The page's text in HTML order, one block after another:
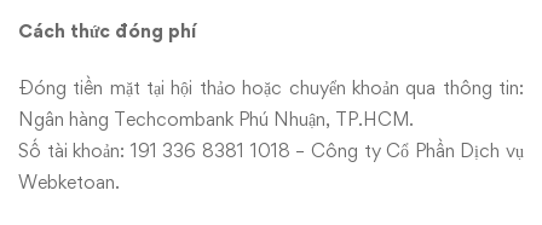
Cách thức đóng phí
Đóng tiền mặt tại hội thảo hoặc chuyển khoản qua thông tin:
Ngân hàng Techcombank Phú Nhuận, TP.HCM.
Số tài khoản: 191 336 8381 1018 – Công ty Cổ Phần Dịch vụ
Webketoan.